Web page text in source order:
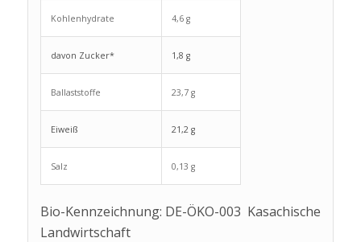
Kohlenhydrate 4,6 g
davon Zucker* 1,8 g
Ballaststoffe 23,7 g
Eiweiß 21,2 g
Salz 0,13 g
Bio-Kennzeichnung: DE-ÖKO-003 Kasachische
Landwirtschaft